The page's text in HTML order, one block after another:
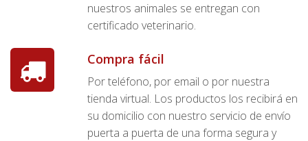
nuestros animales se entregan con
certificado veterinario.
Compra fácil
Por teléfono, por email o por nuestra
tienda virtual. Los productos los recibirá en
su domicilio con nuestro servicio de envío
puerta a puerta de una forma segura y